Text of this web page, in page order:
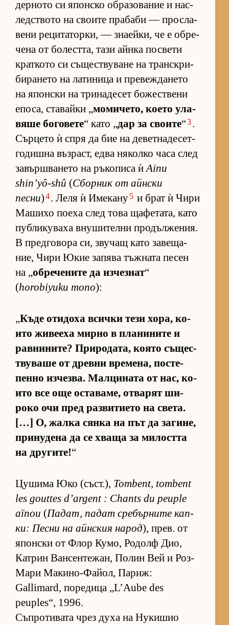
дер­ното си япон­ско об­ра­зо­ва­ние и нас­
лед­с­твото на сво­ите пра­баби — прос­ла­
вени ре­ци­та­тор­ки, — зна­ей­ки, че е об­ре­
чена от бо­лест­та, тази айнка пос­вети
крат­кото си съ­щес­т­ву­ване на тран­с­к­ри­
би­ра­нето на ла­ти­ница и пре­веж­да­нето
на япон­ски на три­на­де­сет бо­жес­т­вени
епо­са, ста­вайки „мо­ми­че­то, ко­ето ула­
вяше бо­го­вете“ като „дар за сво­ите“3.
Сър­цето ѝ спря да бие на де­вет­на­де­сет­
го­дишна въз­раст, едва ня­колко часа след
за­вър­ш­ва­нето на ръ­ко­писа ѝAinu
shin’yô-shû (Сбор­ник от айн­ски
песни)4. Леля ѝ Име­кану5 и брат ѝ Чири
Ма­шихо по­еха след това ща­фе­та­та, като
пуб­ли­ку­ваха вну­ши­телни про­дъл­же­ния.
В пред­го­вора си, зву­чащ като за­ве­ща­
ние, Чири Юкие за­пява тъж­ната пе­сен
на „об­ре­че­ните да из­чез­нат“
(horobiyuku mono):
„Къде оти­доха всички тези хо­ра, ко­
ито жи­ве­еха мирно в пла­ни­ните и
рав­ни­ни­те? При­ро­да­та, ко­ято съ­щес­
т­ву­ваше от древни вре­ме­на, пос­те­
пенно из­чез­ва. Мал­ци­ната от нас, ко­
ито все още ос­та­ва­ме, от­ва­рят ши­
роко очи пред раз­ви­ти­ето на све­та.
[…] О, жалка сянка на път да за­ги­не,
при­ну­дена да се хваща за ми­лостта
на дру­ги­те!“
Цу­шима Юко (съст­.), Tombent, tombent
les gouttes d’argent : Chants du peuple
aïnou (Па­дат, па­дат сре­бър­ните кап­
ки: Песни на айн­с­кия на­род), прев. от
япон­ски от Флор Ку­мо, Ро­долф Дио,
Кат­рин Ван­сен­те­жан, По­лин Вей и Роз-
Мари Ма­ки­но-Фа­йол, Па­риж:
Gallimard, по­ре­дица „L’Aube des
peuples“, 1996.
Съпротивата чрез духа на Нукишио